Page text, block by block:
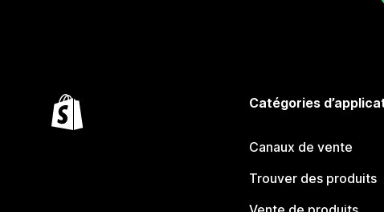
Catégories
Canaux de vente
Trouver des produits